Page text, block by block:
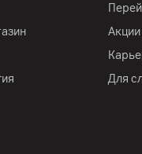
Акции
Для